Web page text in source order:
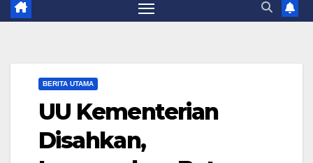
BERITA UTAMA
UU Kementerian
Disahkan,